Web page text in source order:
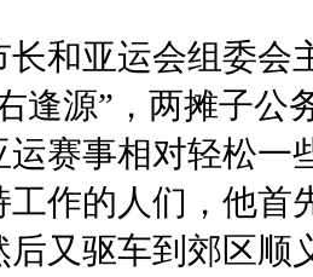
长和亚运会组委会
逢源”，两摊子公
运赛事相对轻松
工作的人们，他首
后又驱车到郊区顺